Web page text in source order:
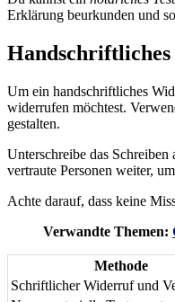
Erklärung beurkunden und
Um ein handschriftliches
widerrufen möchtest.
gestalten.
Unterschreibe das
vertraute Personen weiter,
Achte darauf, dass keine
Verwandte Themen:
Methode
Schriftlicher Widerruf und